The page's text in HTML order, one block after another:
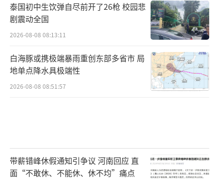
泰国初中生饮弹自尽前开了26枪 校园悲
剧震动全国
2026-08-08 08:13:11
白海豚或携极端暴雨重创东部多省市 局
地单点降水具极端性
2026-08-08 08:51:57
带薪错峰休假通知引争议 河南回应 直
面“不敢休、不能休、休不均”痛点